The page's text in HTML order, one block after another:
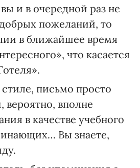
и в очередной раз не
пожеланий, то
в ближайшее время
что касается
письмо просто
вероятно, вполне
в качестве учебного
Вы знаете,